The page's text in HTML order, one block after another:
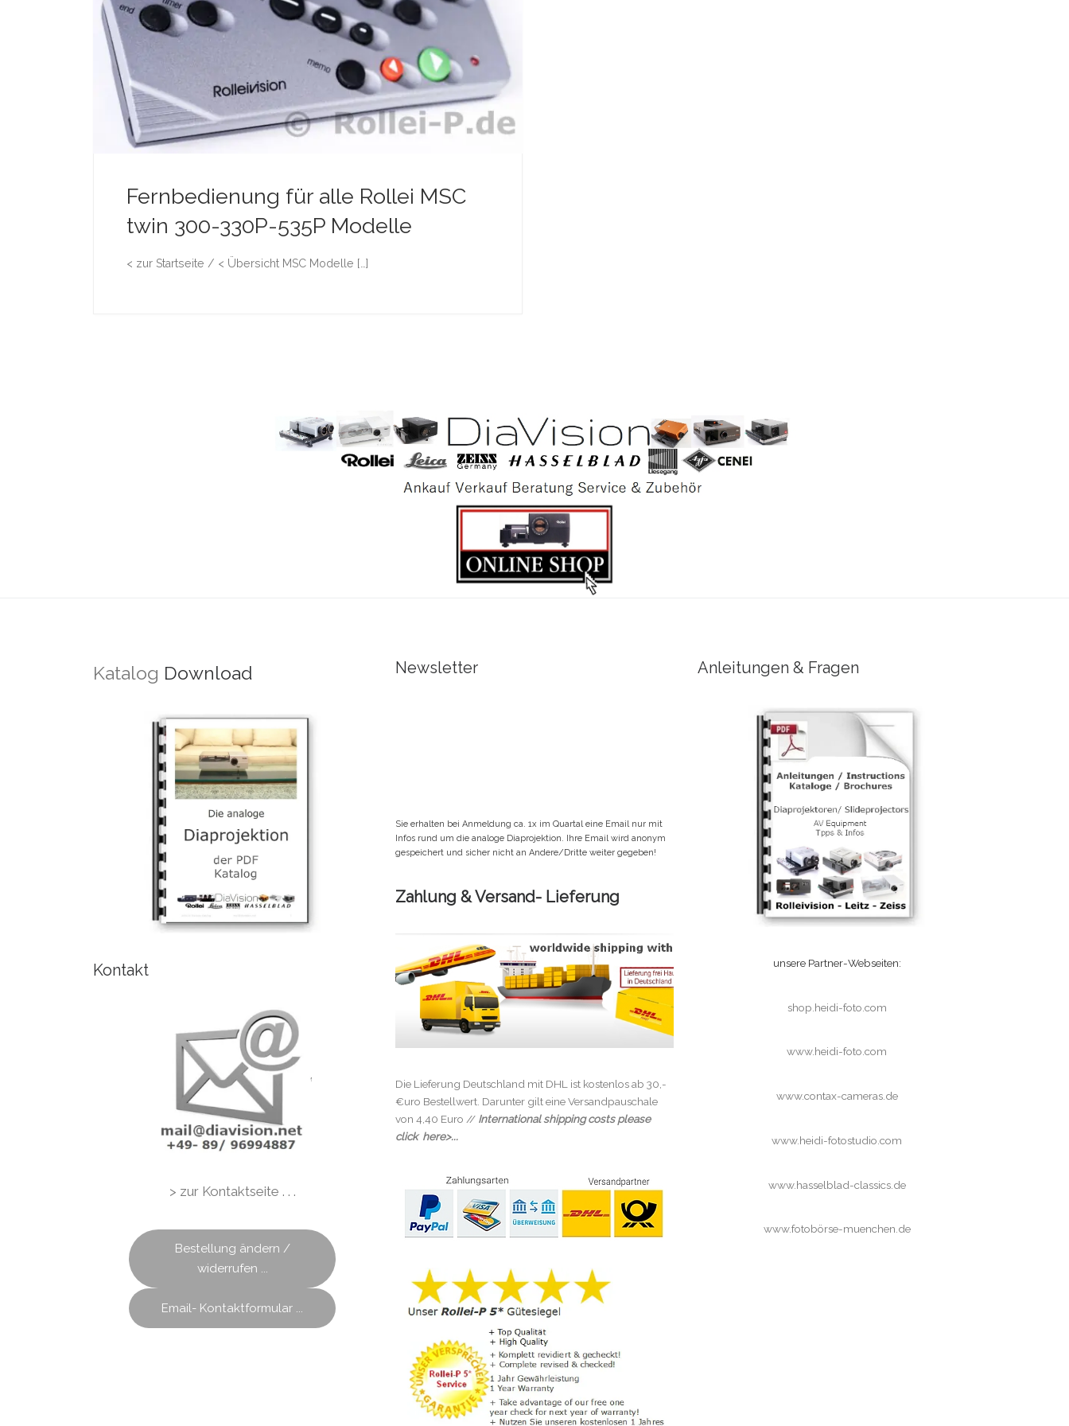
Fernbedienung für alle Rollei MSC
twin 300-330P-535P Modelle
< zur Startseite / < Übersicht MSC Modelle […]
Katalog Download
Kontakt
> zur Kontaktseite . . .
Bestellung ändern /
widerrufen ...
Email- Kontaktformular ...
Newsletter
Sie erhalten bei Anmeldung ca. 1x im Quartal eine Email nur mit
Infos rund um die analoge Diaprojektion. Ihre Email wird anonym
gespeichert und sicher nicht an Andere/Dritte weiter gegeben!
Zahlung & Versand- Lieferung
Die Lieferung Deutschland mit DHL ist kostenlos ab 30,-
€uro Bestellwert. Darunter gilt eine Versandpauschale
von 4,40 Euro // International shipping costs please
click here>...
Anleitungen & Fragen
unsere Partner-Webseiten:
shop.heidi-foto.com
www.heidi-foto.com
www.contax-cameras.de
www.heidi-fotostudio.com
www.hasselblad-classics.de
www.fotobörse-muenchen.de